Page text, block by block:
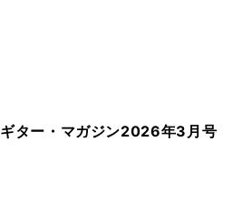
ギター・マガジン2026年3月号